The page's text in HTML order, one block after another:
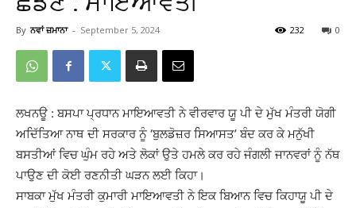
By ਨਵਾਂ ਜ਼ਮਾਨਾ - September 5, 2024 0
232
ਲਖਨਊ : ਬਸਪਾ ਪ੍ਰਧਾਨ ਮਾਇਆਵਤੀ ਨੇ ਵੀਰਵਾਰ ਯੂ ਪੀ ਦੇ ਮੁੱਖ ਮੰਤਰੀ ਯੋਗੀ
ਅਦਿੱਤਿਆ ਨਾਥ ਦੀ ਸਰਕਾਰ ਨੂੰ ‘ਬੁਲਡੋਜ਼ਰ ਸਿਆਸਤ’ ਬੰਦ ਕਰ ਕੇ ਮਨੁੱਖੀ
ਬਸਤੀਆਂ ਵਿਚ ਘੁੰਮ ਰਹੇ ਅਤੇ ਲੋਕਾਂ ਉਤੇ ਹਮਲੇ ਕਰ ਰਹੇ ਜੰਗਲੀ ਜਾਨਵਰਾਂ ਨੂੰ ਨੱਥ
ਪਾਉਣ ਦੀ ਕੋਈ ਰਣਨੀਤੀ ਘੜਨ ਲਈ ਕਿਹਾ।
ਸਾਬਕਾ ਮੁੱਖ ਮੰਤਰੀ ਕੁਮਾਰੀ ਮਾਇਆਵਤੀ ਨੇ ਇਕ ਬਿਆਨ ਵਿਚ ਕਿਹਾਯੂ ਪੀ ਦੇ